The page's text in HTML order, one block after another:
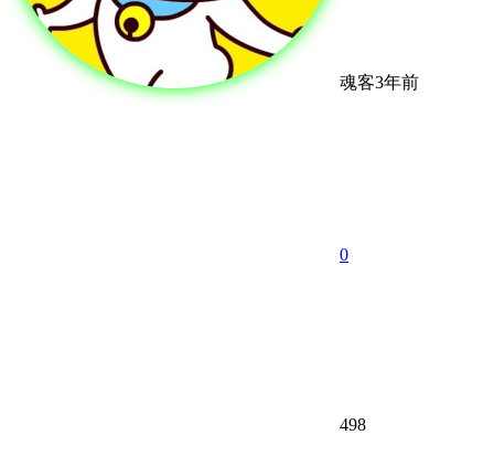
魂客3年前
0
498